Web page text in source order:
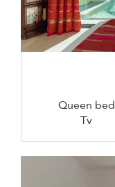
Queen bed
Tv